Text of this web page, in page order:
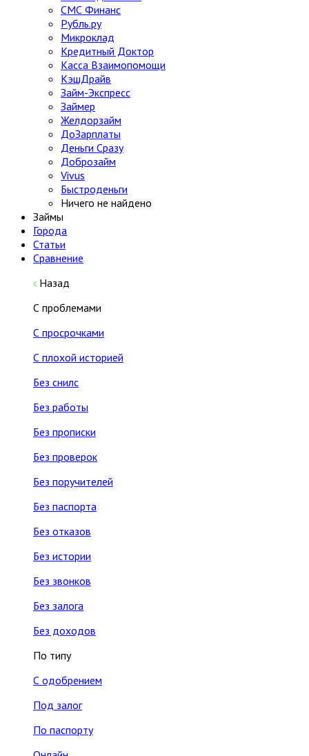
СМС Финанс
Рубль.ру
Микроклад
Кредитный Доктор
Касса Взаимопомощи
КэшДрайв
Займ-Экспресс
Займер
Желдорзайм
ДоЗарплаты
Деньги Сразу
Доброзайм
Vivus
Быстроденьги
Ничего не найдено
Займы
Города
Статьи
Сравнение
Назад
С проблемами
С просрочками
С плохой историей
Без снилс
Без работы
Без прописки
Без проверок
Без поручителей
Без паспорта
Без отказов
Без истории
Без звонков
Без залога
Без доходов
По типу
С одобрением
Под залог
По паспорту